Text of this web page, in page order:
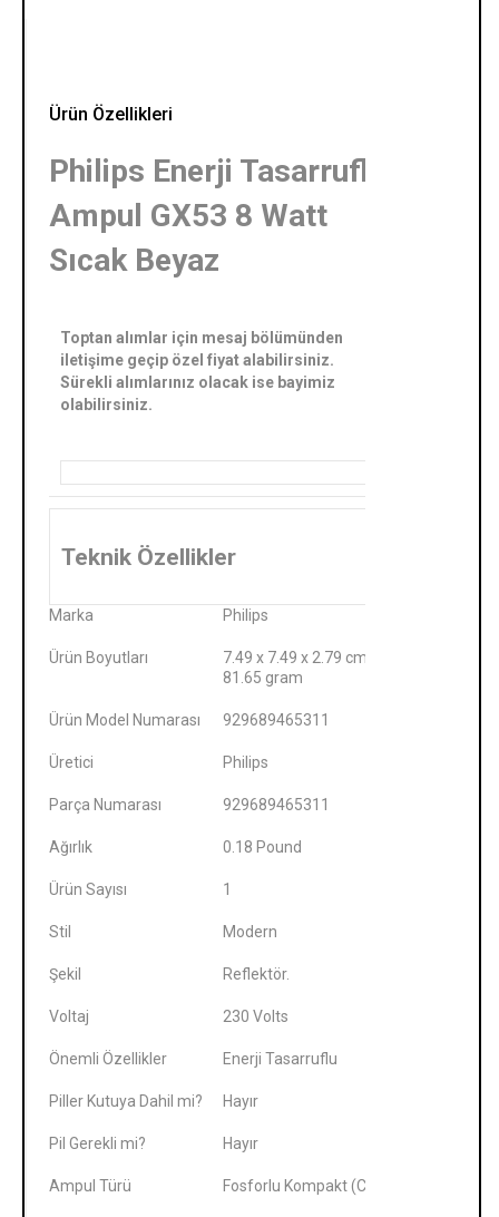
Ürün Özellikleri
Philips Enerji Tasarruflu
Ampul GX53 8 Watt
Sıcak Beyaz
Toptan alımlar için mesaj bölümünden
iletişime geçip özel fiyat alabilirsiniz.
Sürekli alımlarınız olacak ise bayimiz
olabilirsiniz.
Teknik Özellikler
Marka ‎Philips
Ürün Boyutları
‎7.49 x 7.49 x 2.79 cm;
81.65 gram
Ürün Model Numarası ‎929689465311
Üretici ‎Philips
Parça Numarası ‎929689465311
Ağırlık ‎0.18 Pound
Ürün Sayısı ‎1
Stil ‎Modern
Şekil ‎Reflektör.
Voltaj ‎230 Volts
Önemli Özellikler ‎Enerji Tasarruflu
Piller Kutuya Dahil mi? ‎Hayır
Pil Gerekli mi? ‎Hayır
Ampul Türü ‎Fosforlu Kompakt (CFL)